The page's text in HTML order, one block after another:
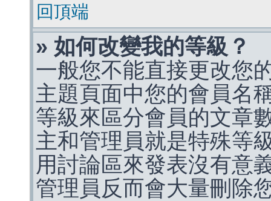
回頂端
» 如何改變我的等級？
一般您不能直接更改您
主題頁面中您的會員名
等級來區分會員的文章
主和管理員就是特殊等
用討論區來發表沒有意
管理員反而會大量刪除